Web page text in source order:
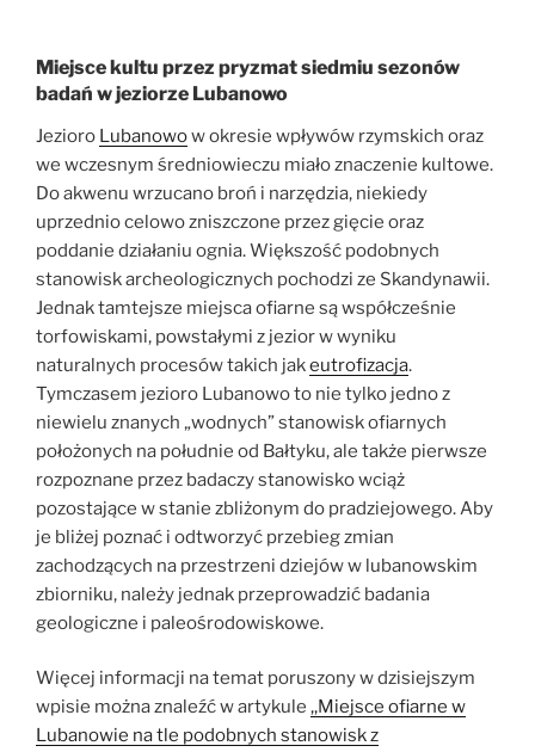
Miejsce kultu przez pryzmat siedmiu sezonów
badań w jeziorze Lubanowo
Jezioro Lubanowow okresie wpływów rzymskich oraz
we wczesnym średniowieczu miało znaczenie kultowe.
Do akwenu wrzucano broń i narzędzia, niekiedy
uprzednio celowo zniszczone przez gięcie oraz
poddanie działaniu ognia. Większość podobnych
stanowisk archeologicznych pochodzi ze Skandynawii.
Jednak tamtejsze miejsca ofiarne są współcześnie
torfowiskami, powstałymi z jezior w wyniku
naturalnych procesów takich jakeutrofizacja.
Tymczasem jezioro Lubanowo to nie tylko jedno z
niewielu znanych „wodnych” stanowisk ofiarnych
położonych na południe od Bałtyku, ale także pierwsze
rozpoznane przez badaczy stanowisko wciąż
pozostające w stanie zbliżonym do pradziejowego.Aby
je bliżej poznać i odtworzyć przebieg zmian
zachodzących na przestrzeni dziejów w lubanowskim
zbiorniku, należy jednak przeprowadzić badania
geologiczne i paleośrodowiskowe.
Więcej informacji na temat poruszony w dzisiejszym
wpisie można znaleźć w artykule ,,Miejsce ofiarne w
Lubanowie na tle podobnych stanowisk z